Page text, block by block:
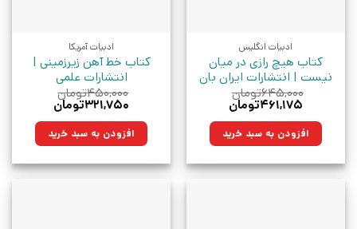
ادبیات انگلیس
کتاب هیچ رازی در میان
نیست | انتشارات ایران بان
۶۴۵,۰۰۰تومان
قیمت
۶۴۵,۰۰۰تومان
بود.
۴۶۱,۱۷۵تومان
۴۶۱,۱۷۵تومان.افزودن به سبد خرید
ادبیات آمریکا
کتاب خط آهن زیرزمینی |
انتشارات علمی
۴۵۰,۰۰۰تومان
قیمت
۴۵۰,۰۰۰تومان
بود.
۳۲۱,۷۵۰تومان
۳۲۱,۷۵۰تومان.افزودن به سبد خرید